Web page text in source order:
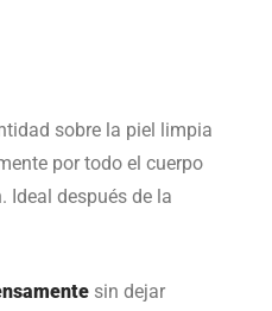
sobre la piel limpia
por todo el cuerpo
Ideal después de la
sin dejar